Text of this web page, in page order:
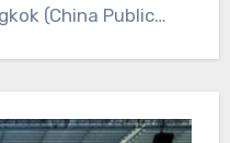
(China Public